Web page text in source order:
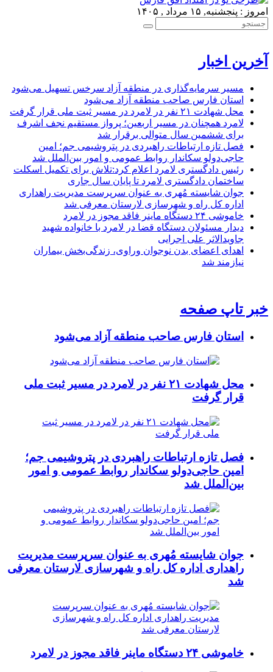
امروز : پنجشنبه, ۱۵ مرداد , ۱۴۰۵
آخرین اخبار
مسیر سرمایه‌گذاری در منطقه آزاد سرخس تسهیل می‌شود
استان فارس صاحب منطقه آزاد می‌شود
محل شهادت ۲۱ نفر در لامرد در مسیر ثبت ملی قرار گرفت
لامرد همچنان در مسیر اربعین؛ پرواز مستقیم نجف اشرف
برای ششمین سال متوالی برقرار شد
فصل تازه ارتباطات راهبردی در پتروشیمی جم؛ امین
حاجی‌دولو سکاندار روابط عمومی و امور بین‌الملل شد
رئیس دادگستری لامرد اعلام کرد:تلاش برای تکمیل اسکلت
ساختمان دادگستری لامرد تا پایان سال جاری
جوان شایسته مُهری به عنوان سرپرست مدیریت راهداری
اداره کل راه و شهرسازی لارستان معرفی شد
خاموشی ۲۴ دستگاه ماینر فاقد مجوز در لامرد
دیدار مسئولان دستگاه قضا در لامرد با خانواده شهید
جاویدالاثر علی اجرایی
اهدای اعضای بدن نوجوان وراوی، زندگی‌بخش بیماران
نیازمند شد
خبر تاپ صفحه
استان فارس صاحب منطقه آزاد می‌شود
محل شهادت ۲۱ نفر در لامرد در مسیر ثبت ملی
قرار گرفت
فصل تازه ارتباطات راهبردی در پتروشیمی جم؛
امین حاجی‌دولو سکاندار روابط عمومی و امور
بین‌الملل شد
جوان شایسته مُهری به عنوان سرپرست مدیریت
راهداری اداره کل راه و شهرسازی لارستان معرفی
شد
خاموشی ۲۴ دستگاه ماینر فاقد مجوز در لامرد